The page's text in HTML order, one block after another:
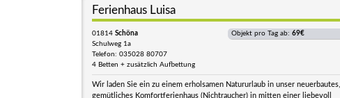
Ferienhaus Luisa
01814 Schöna
Schulweg 1a
Telefon: 035028 80707
4 Betten + zusätzlich Aufbettung
Objekt pro Tag ab: 69€
Wir laden Sie ein zu einem erholsamen Natururlaub in unser neuerbautes,
gemütliches Komfortferienhaus (Nichtraucher) in mitten einer liebevoll